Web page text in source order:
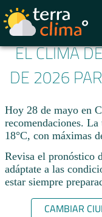
EL CLIMA
DE 2026
Hoy 28 de mayo en
recomendaciones. La
18°C, con máximas
Revisa el pronóstico
adáptate a las
estar siempre
CAMBIAR